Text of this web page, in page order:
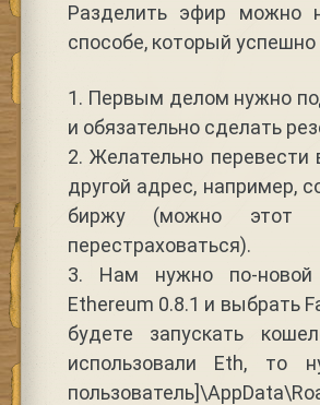
Разделить эфир можно
способе, который успешно
1. Первым делом нужно
и обязательно сделать
2. Желательно
другой адрес, например,
биржу (можно этот
перестраховаться).
3. Нам нужно по-новой
Ethereum 0.8.1 и выбрать
будете запускать
использовали Eth, то